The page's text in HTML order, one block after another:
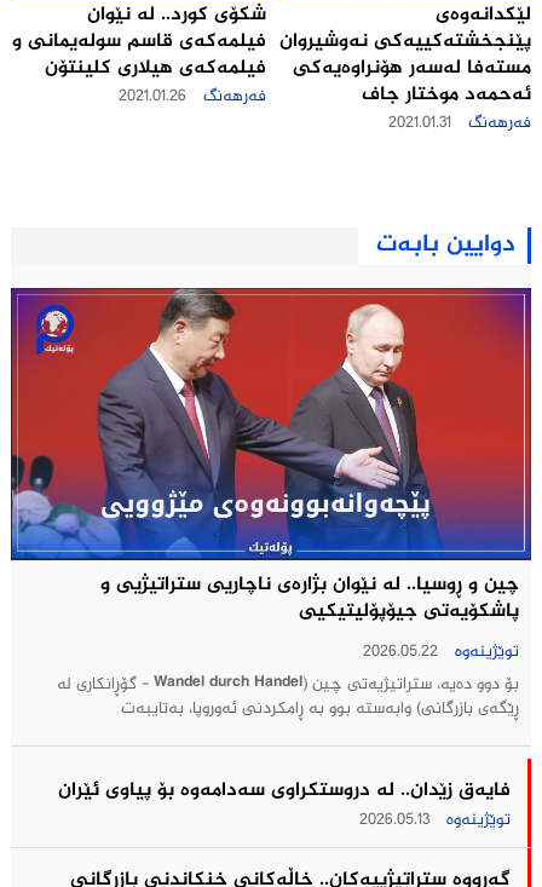
لێكدانه‌وه‌ی
پێنجخشته‌كییه‌كی نه‌وشیروان
مسته‌فا له‌سه‌ر هۆنراوه‌یه‌كی
ئه‌حمه‌د موختار جاف
فەرهەنگ 2021.01.31
شکۆی کورد.. لە نێوان
فیلمەکەی قاسم سوله‌یمانی و
فیلمەکەی هیلاری کلینتۆن
فەرهەنگ 2021.01.26
دوایین بابەت
چین و ڕوسیا.. لە نێوان بژارەی ناچاریی ستراتیژيی و
پاشکۆیەتی جیۆپۆلیتیکيی
توێژینەوە
2026.05.22
بۆ دوو دەیە، ستراتیژیەتی چین (Wandel durch Handel - گۆڕانکاری لە
ڕێگەی بازرگانی) وابەستە بوو بە ڕامکردنی ئەوروپا، بەتایبەت
فایەق زێدان.. له‌ دروستكراوی سه‌دامه‌وه‌ بۆ پیاوی ئێران
توێژینەوە 2026.05.13
گه‌رووه‌ ستراتیژییه‌كان.. خاڵه‌كانی خنكاندنی بازرگانی